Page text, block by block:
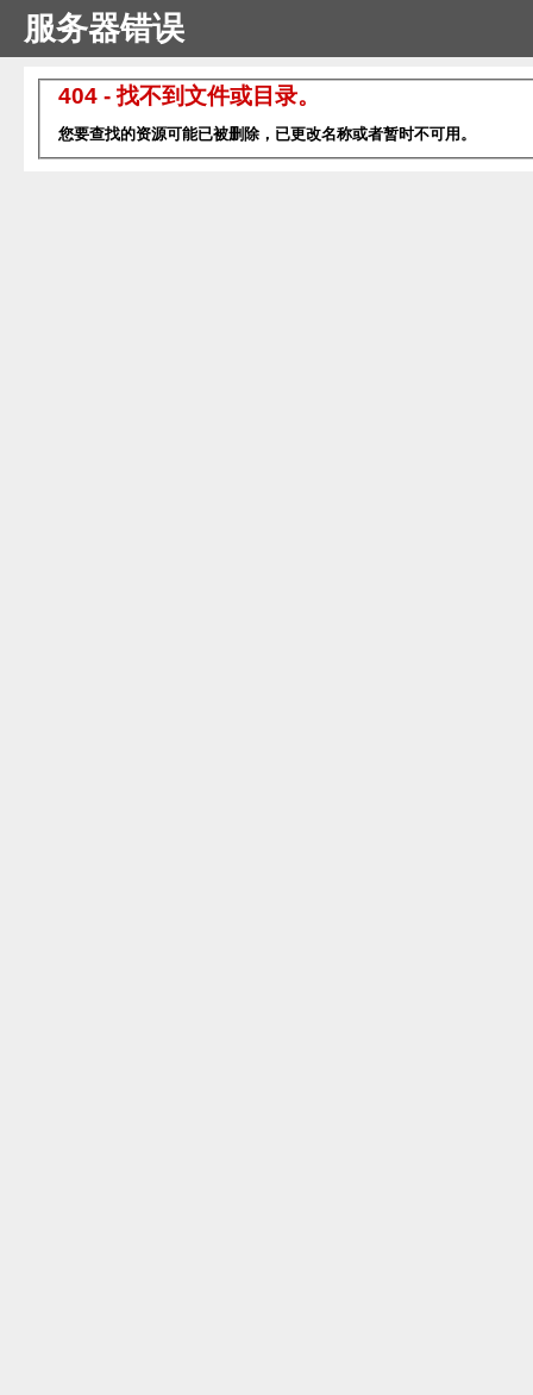
服务器错误
404 - 找不到文件或目录。
您要查找的资源可能已被删除，已更改名称或者暂时不可用。